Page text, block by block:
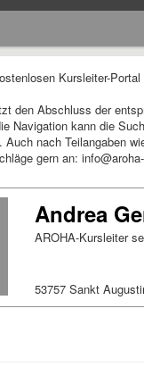
Kursleiter-
den Abschluss der
Navigation kann die
Auch nach Teilangaben
gern an:
Andrea
AROHA-Kursleiter
53757 Sankt